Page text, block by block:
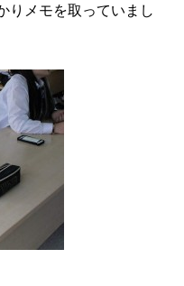
りメモを取っていまし